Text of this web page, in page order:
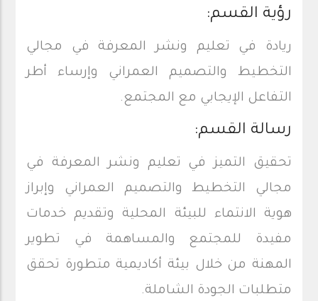
رؤية القسم:
ريادة في تعليم ونشر المعرفة في مجالي
التخطيط والتصميم العمراني وإرساء أطر
التفاعل الإيجابي مع المجتمع.
رسالة القسم:
تحقيق التميز في تعليم ونشر المعرفة في
مجالي التخطيط والتصميم العمراني وإبراز
هوية الانتماء للبيئة المحلية وتقديم خدمات
مفيدة للمجتمع والمساهمة في تطوير
المهنة من خلال بيئة أكاديمية متطورة تحقق
متطلبات الجودة الشاملة.